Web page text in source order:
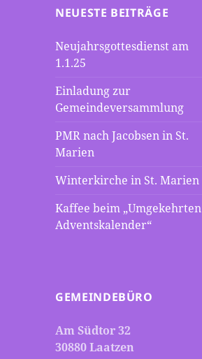
NEUESTE BEITRÄGE
Neujahrsgottesdienst am
1.1.25
Einladung zur
Gemeindeversammlung
PMR nach Jacobsen in St.
Marien
Winterkirche in St. Marien
Kaffee beim „Umgekehrten
Adventskalender“
GEMEINDEBÜRO
Am Südtor 32
30880 Laatzen